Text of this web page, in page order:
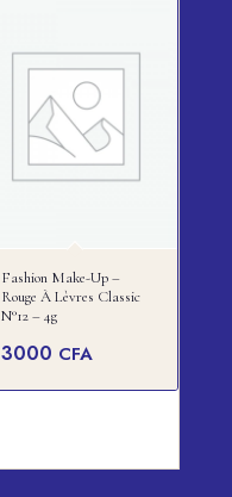
Fashion Make-Up –
Rouge À Lèvres Classic
N°12 – 4g
3000 CFA